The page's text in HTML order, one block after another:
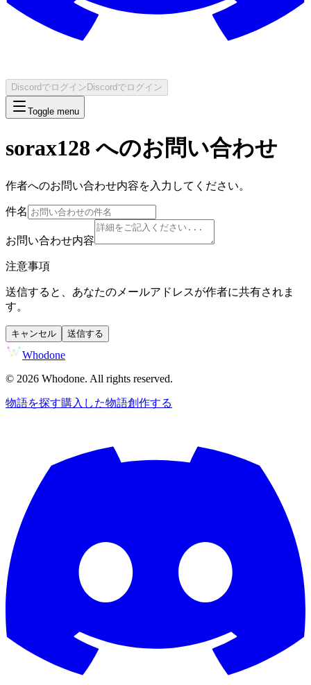
Discordでログイン Discordでログイン
Toggle menu
sorax128 へのお問い合わせ
作者へのお問い合わせ内容を入力してください。
件名
お問い合わせ内容
注意事項
送信すると、あなたのメールアドレスが作者に共有されま
す。
キャンセル 送信する
Whodone
© 2026 Whodone. All rights reserved.
物語を探す購入した物語創作する